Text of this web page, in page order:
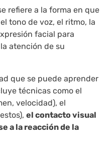
refiere a la forma en que
tono de voz, el ritmo, la
facial para
atención de su
que se puede aprender
técnicas como el
velocidad), el
el contacto visual
a la reacción de la